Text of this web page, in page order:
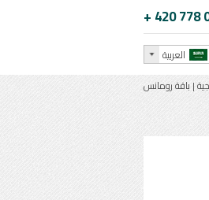
+ 420 778
العربية
| باقة رومانس